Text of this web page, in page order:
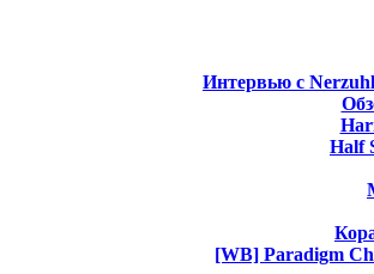
Интервью с
Half
[WB] Paradigm